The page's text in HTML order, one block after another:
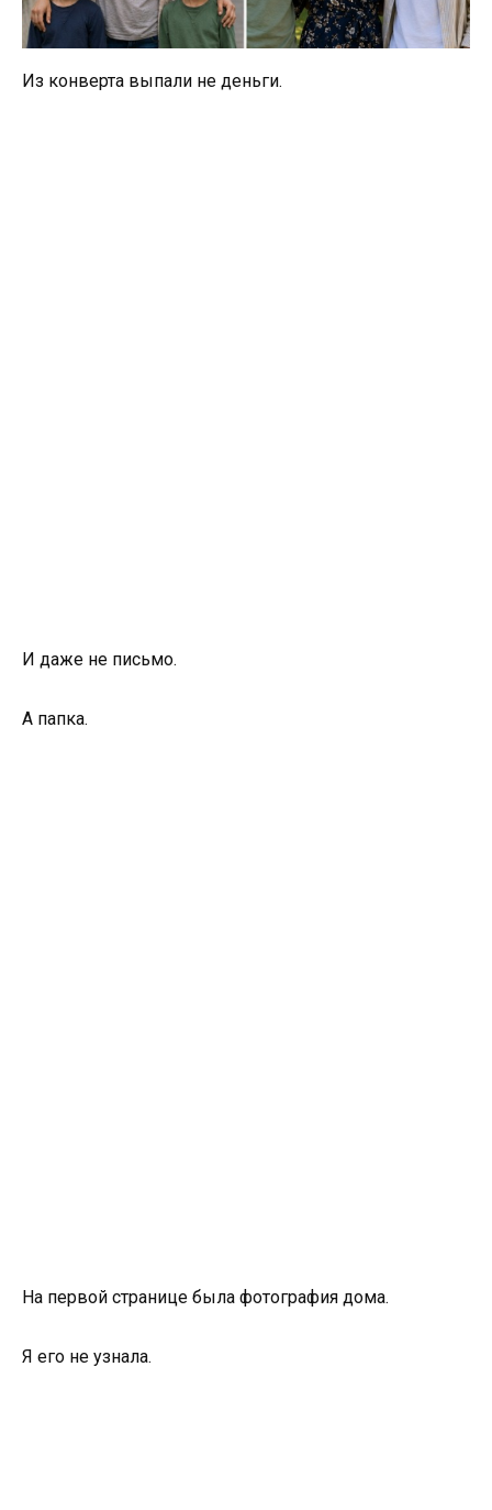
Из конверта выпали не деньги.
И даже не письмо.
А папка.
На первой странице была фотография дома.
Я его не узнала.